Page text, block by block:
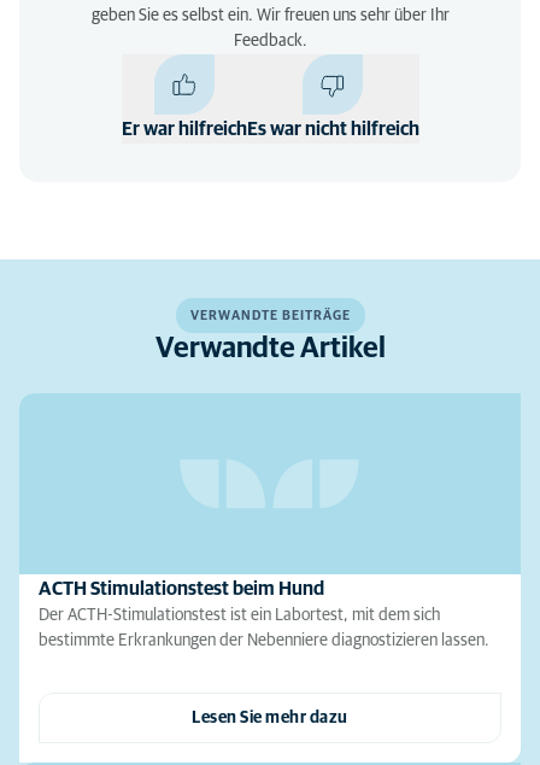
geben Sie es selbst ein. Wir freuen uns sehr über Ihr
Feedback.
Er war hilfreichEs war nicht hilfreich
VERWANDTE BEITRÄGE
Verwandte Artikel
ACTH Stimulationstest beim Hund
Der ACTH-Stimulationstest ist ein Labortest, mit dem sich
bestimmte Erkrankungen der Nebenniere diagnostizieren lassen.
Lesen Sie mehr dazu